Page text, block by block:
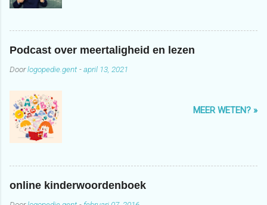
Podcast over meertaligheid en lezen
Doorlogopedie.gent -april 13, 2021
MEER WETEN? »
online kinderwoordenboek